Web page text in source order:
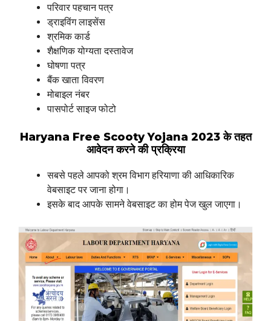
परिवार पहचान पत्र
ड्राइविंग लाइसेंस
श्रमिक कार्ड
शैक्षणिक योग्यता दस्तावेज
घोषणा पत्र
बैंक खाता विवरण
मोबाइल नंबर
पासपोर्ट साइज फोटो
Haryana Free Scooty Yojana 2023 के तहत
आवेदन करने की प्रक्रिया
सबसे पहले आपको श्रम विभाग हरियाणा की आधिकारिक
वेबसाइट पर जाना होगा।
इसके बाद आपके सामने वेबसाइट का होम पेज खुल जाएगा।